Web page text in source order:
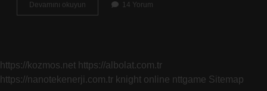
Devamını okuyun
Bulut
14 Yorum
https://kozmos.net https://albolat.com.tr
https://nanotekenerji.com.tr knight online nttgame Sitemap